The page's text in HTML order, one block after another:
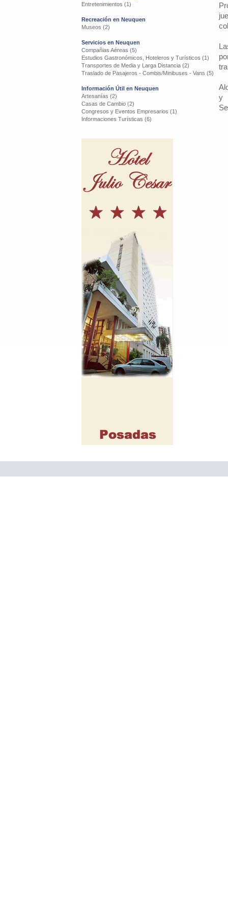
Entretenimientos (1)
Recreación en Neuquen
Museos (2)
Servicios en Neuquen
Compañias Aéreas (5)
Estudios Gastronómicos, Hoteleros y Turísticos (1)
Transportes de Media y Larga Distancia (2)
Traslado de Pasajeros - Combis/Minibuses - Vans (5)
Información Útil en Neuquen
Artesanías (2)
Casas de Cambio (2)
Congresos y Eventos Empresarios (1)
Informaciones Turísticas (6)
y